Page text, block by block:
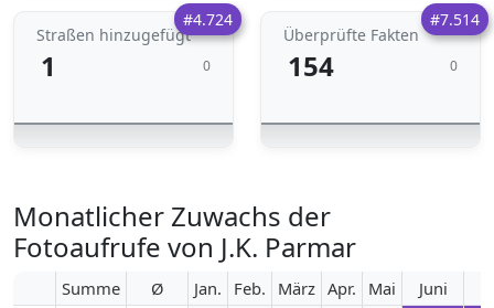
#4.724
Straßen hinzugefügt
1 0
#7.514
Überprüfte Fakten
154 0
Monatlicher Zuwachs der
Fotoaufrufe von J.K. Parmar
Summe Ø Jan. Feb. März Apr. Mai Juni